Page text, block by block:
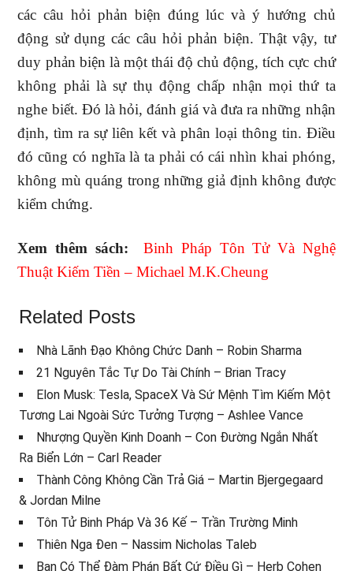
các câu hỏi phản biện đúng lúc và ý hướng chủ
động sử dụng các câu hỏi phản biện. Thật vậy, tư
duy phản biện là một thái độ chủ động, tích cực chứ
không phải là sự thụ động chấp nhận mọi thứ ta
nghe biết. Đó là hỏi, đánh giá và đưa ra những nhận
định, tìm ra sự liên kết và phân loại thông tin. Điều
đó cũng có nghĩa là ta phải có cái nhìn khai phóng,
không mù quáng trong những giả định không được
kiểm chứng.
Xem thêm sách:
Binh Pháp Tôn Tử Và Nghệ
Thuật Kiếm Tiền – Michael M.K.Cheung
Related Posts
Nhà Lãnh Đạo Không Chức Danh – Robin Sharma
21 Nguyên Tắc Tự Do Tài Chính – Brian Tracy
Elon Musk: Tesla, SpaceX Và Sứ Mệnh Tìm Kiếm Một
Tương Lai Ngoài Sức Tưởng Tượng – Ashlee Vance
Nhượng Quyền Kinh Doanh – Con Đường Ngắn Nhất
Ra Biển Lớn – Carl Reader
Thành Công Không Cần Trả Giá – Martin Bjergegaard
& Jordan Milne
Tôn Tử Binh Pháp Và 36 Kế – Trần Trường Minh
Thiên Nga Đen – Nassim Nicholas Taleb
Bạn Có Thể Đàm Phán Bất Cứ Điều Gì – Herb Cohen